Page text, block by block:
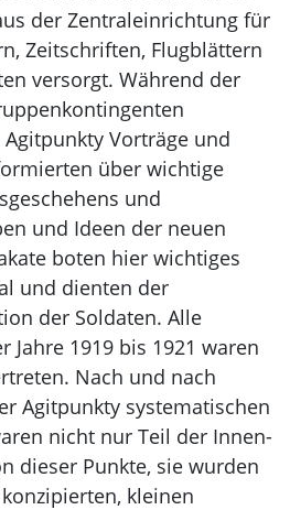
der Zentraleinrichtung für
Zeitschriften, Flugblättern
versorgt. Während der
Vorträge und
über wichtige
und
und Ideen der neuen
boten hier wichtiges
und dienten der
der Soldaten. Alle
Jahre 1919 bis 1921 waren
Nach und nach
Agitpunkty systematischen
nicht nur Teil der Innen-
dieser Punkte, sie wurden
kleinen